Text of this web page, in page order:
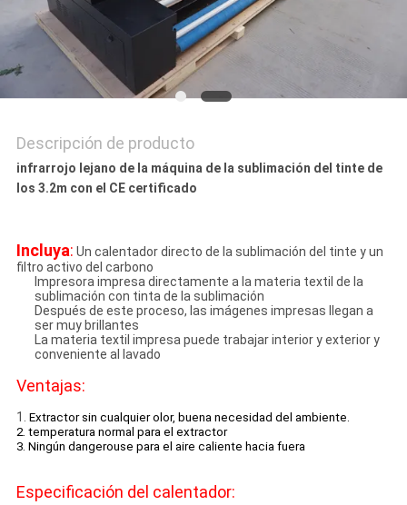
POLÍTICA
DE
PRIVACIDAD
Descripción de producto
infrarrojo lejano de la máquina de la sublimación del tinte de
los 3.2m con el CE certificado
Incluya: Un calentador directo de la sublimación del tinte y un
filtro activo del carbono
Impresora impresa directamente a la materia textil de la
sublimación con tinta de la sublimación
Después de este proceso, las imágenes impresas llegan a
ser muy brillantes
La materia textil impresa puede trabajar interior y exterior y
conveniente al lavado
Ventajas:
1. Extractor sin cualquier olor, buena necesidad del ambiente.
2. temperatura normal para el extractor
3. Ningún dangerouse para el aire caliente hacia fuera
Especificación del calentador: